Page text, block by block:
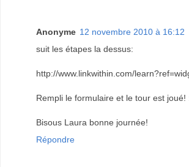
Anonyme 12 novembre 2010 à 16:12
suit les étapes la dessus:
http://www.linkwithin.com/
Rempli le formulaire et le tour est joué!
Bisous Laura bonne journée!
Répondre